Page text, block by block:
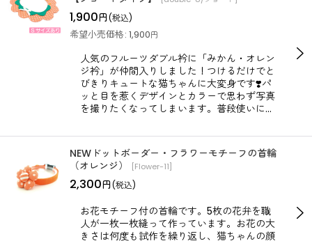
1,900円(税込)
希望小売価格: 1,900円
人気のフルーツダブル衿に「みかん・オレン
ジ衿」が仲間入りしました！つけるだけでと
びきりキュートな猫ちゃんに大変身です❣️パ
ッと目を惹くデザインとカラーで思わず写真
を撮りたくなってしまいます。普段使いに…
NEWドットボーダー・フラワーモチーフの首輪
（オレンジ）
[Flower-11]
2,300円(税込)
お花モチーフ付の首輪です。5枚の花弁を職
人が一枚一枚縫って作っています。お花の大
きさは何度も試作を繰り返し、猫ちゃんの顔